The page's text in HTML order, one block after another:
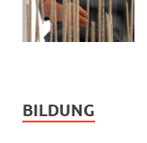
BILDUNG